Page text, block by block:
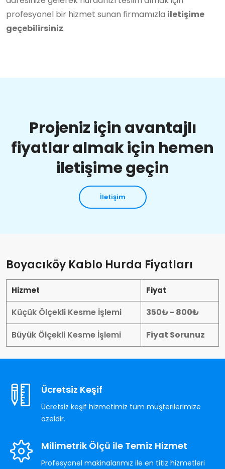
profesyonel bir hizmet sunan firmamızla iletişime
geçebilirsiniz.
Projeniz için avantajlı
fiyatlar almak için hemen
iletişime geçin
İletişim
Boyacıköy Kablo Hurda Fiyatları
Hizmet Fiyat
Küçük Ölçekli Kesme İşlemi
350₺ - 800₺
Büyük Ölçekli Kesme İşlemi
Fiyat Sorunuz
Ücretsiz Keşif
Ücretsiz keşif hizmetimiz tüm müşterilerimize
özeldir.
Milimetrik Ölçü ile Temiz Hizmet
Profesyonel makinalarımız ile en titiz hizmetleri